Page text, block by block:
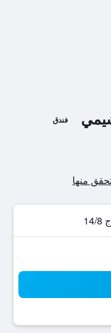
فندق
ج 14/8